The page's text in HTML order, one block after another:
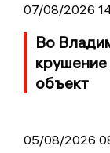
07/08/2026
Во
объект
05/08/2026